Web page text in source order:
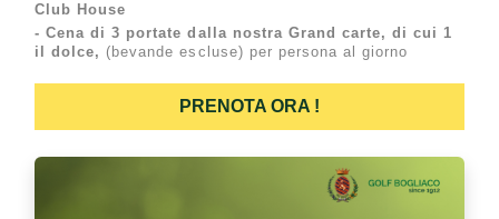
Club House
- Cena di 3 portate dalla nostra Grand carte, di cui 1
il dolce, (bevande escluse) per persona al giorno
PRENOTA ORA !